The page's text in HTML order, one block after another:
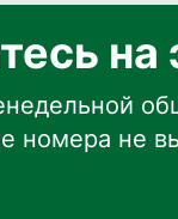
на
номера не